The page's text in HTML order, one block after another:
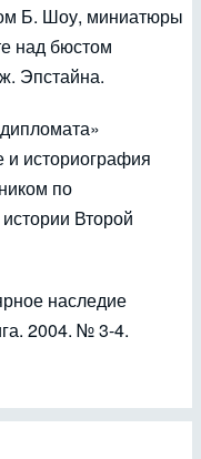
Б. Шоу, миниатюры
над бюстом
Эпстайна.
и историография
по
Второй
наследие
2004. № 3-4.